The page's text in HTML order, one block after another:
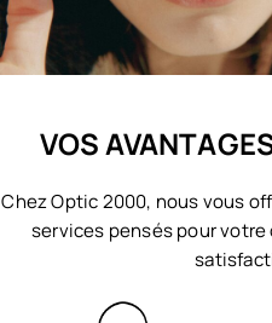
VOS
Chez Optic 2000, nous vous
services pensés pour